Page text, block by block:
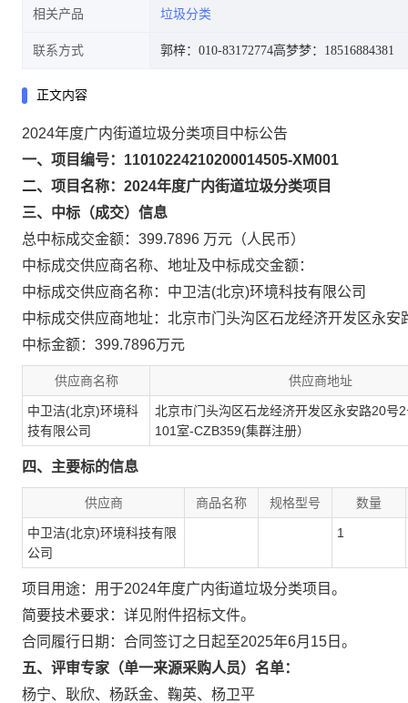
相关产品 垃圾分类
联系方式 郭梓：010-83172774高梦梦：18516884381
正文内容
2024年度广内街道垃圾分类项目中标公告
一、项目编号：11010224210200014505-XM001
二、项目名称：2024年度广内街道垃圾分类项目
三、中标（成交）信息
总中标成交金额：399.7896 万元（人民币）
中标成交供应商名称、地址及中标成交金额：
中标成交供应商名称：中卫洁(北京)环境科技有限公司
中标成交供应商地址：北京市门头沟区石龙经济开发区永
中标金额：399.7896万元
供应商名称 供应商地址
中卫洁(北京)环境科
技有限公司
北京市门头沟区石龙经济开发区永安路20号
101室-CZB359(集群注册）
四、主要标的信息
供应商 商品名称 规格型号 数量
中卫洁(北京)环境科技有限
公司
1
项目用途：用于2024年度广内街道垃圾分类项目。
简要技术要求：详见附件招标文件。
合同履行日期：合同签订之日起至2025年6月15日。
五、评审专家（单一来源采购人员）名单：
杨宁、耿欣、杨跃金、鞠英、杨卫平